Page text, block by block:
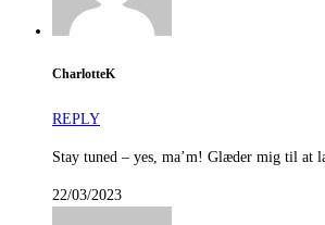
CharlotteK
REPLY
Stay tuned – yes, ma’m! Glæder mig til at
22/03/2023